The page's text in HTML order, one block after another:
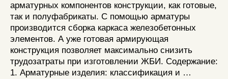
арматурных компонентов конструкции, как готовые,
так и полуфабрикаты. С помощью арматуры
производится сборка каркаса железобетонных
элементов. А уже готовая армирующая
конструкция позволяет максимально снизить
трудозатраты при изготовлении ЖБИ. Содержание:
1. Арматурные изделия: классификация и …